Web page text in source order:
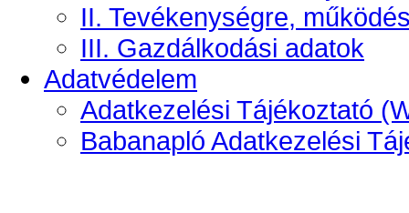
II. Tevékenységre,
III. Gazdálkodási adatok
Adatvédelem
Adatkezelési Tájékoztató
Babanapló Adatkezelési